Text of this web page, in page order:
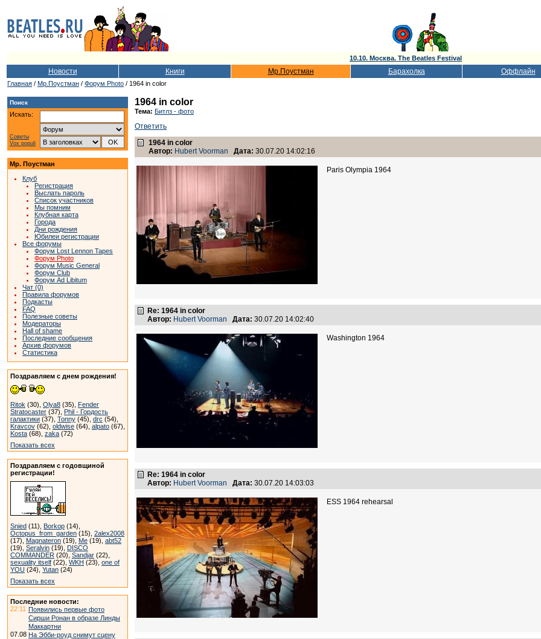
10.10. Москва. The Beatles Festival
Новости Книги Мр.Поустман Барахолка Оффлайн
Главная / Мр.Поустман / Форум Photo / 1964 in color
Поиск
Искать:
Советы
Vox populi
Мр. Поустман
Клуб
Регистрация
Выслать пароль
Список участников
Мы помним
Клубная карта
Города
Дни рождения
Юбилеи регистрации
Все форумы
Форум Lost Lennon Tapes
Форум Photo
Форум Music General
Форум Club
Форум Ad Libitum
Чат (0)
Правила форумов
Подкасты
FAQ
Полезные советы
Модераторы
Hall of shame
Последние сообщения
Архив форумов
Статистика
Поздравляем с днем рождения!
Ritok (30), Olya8 (35), Fender
Stratocaster (37), Phil - Гордость
галактики (37), Tonny (45), drc (54),
Kravcov (62), oldwise (64), alpato (67),
Kosta (68), zaka (72)
Показать всех
Поздравляем с годовщиной
регистрации!
Snied (11), Borkop (14),
Octopus_from_garden (15), 2alex2008
(17), Magnateron (19), Me (19), abt52
(19), Seralvin (19), DISCO
COMMANDER (20), Sandjar (22),
sexuality itself (22), WKH (23), one of
YOU (24), Yutan (24)
Показать всех
Последние новости:
22:11 Появились первые фото
Сирши Ронан в образе Линды
Маккартни
07.08 На Эбби-роуд снимут сцену
1964 in color
Тема: Битлз - фото
Ответить
1964 in color
Автор: Hubert Voorman Дата: 30.07.20 14:02:16
Paris Olympia 1964
Re: 1964 in color
Автор: Hubert Voorman Дата: 30.07.20 14:02:40
Washington 1964
Re: 1964 in color
Автор: Hubert Voorman Дата: 30.07.20 14:03:03
ESS 1964 rehearsal